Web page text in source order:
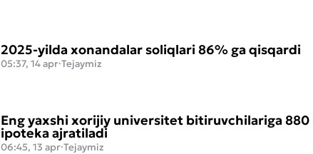
2025-yilda xonandalar soliqlari 86% ga qisqardi
05:37, 14 apr·Tejaymiz
Eng yaxshi xorijiy universitet bitiruvchilariga 880
ipoteka ajratiladi
06:45, 13 apr·Tejaymiz